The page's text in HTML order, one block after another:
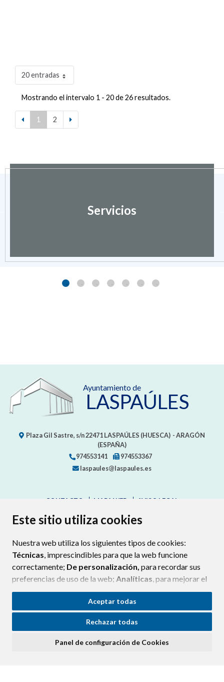
Este sitio utiliza cookies
Nuestra web utiliza los siguientes tipos de cookies:
Técnicas, imprescindibles para que la web funcione
correctamente; De personalización, para recordar sus
preferencias de uso de la web; Analíticas, para mejorar el
funcionamiento de la web y sus servicios.
Si acepta pulsando el botón“Aceptar todas”
consideramos que acepta su uso. Si pulsa el botón
ninguna acción, se guardarán las cookies técnicas
Aceptar todas
Rechazar todas
Panel de configuración de Cookies
20 entradas
Mostrando el intervalo 1 - 20 de 26 resultados.
1 2
Servicios
Ayuntamiento de
LASPAÚLES
Plaza Gil Sastre, s/n22471LASPAÚLES (HUESCA) - ARAGÓN
(ESPAÑA)
974553141
974553367
laspaules@laspaules.es
CONTACTO MAPA WEB
AVISO LEGAL
PROTECCIÓN DE DATOS
POLÍTICA DE COOKIES